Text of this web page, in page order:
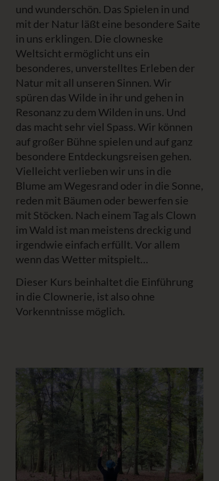
und wunderschön. Das Spielen in und
mit der Natur läßt eine besondere Saite
in uns erklingen. Die clowneske
Weltsicht ermöglicht uns ein
besonderes, unverstelltes Erleben der
Natur mit all unseren Sinnen. Wir
spüren das Wilde in ihr und gehen in
Resonanz zu dem Wilden in uns. Und
das macht sehr viel Spass. Wir können
auf großer Bühne spielen und auf ganz
besondere Entdeckungsreisen gehen.
Vielleicht verlieben wir uns in die
Blume am Wegesrand oder in die Sonne,
reden mit Bäumen oder bewerfen sie
mit Stöcken. Nach einem Tag als Clown
im Wald ist man meistens dreckig und
irgendwie einfach erfüllt. Vor allem
wenn das Wetter mitspielt…
Dieser Kurs beinhaltet die Einführung
in die Clownerie, ist also ohne
Vorkenntnisse möglich.